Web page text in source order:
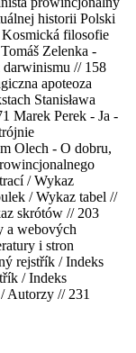
historii Polski
filosofie
Zelenka -
// 158
apoteoza
Stanisława
Marek Perek - Ja -
Olech - O dobru,
/ Wykaz
/ Wykaz tabel //
skrótów // 203
a webových
i stron
rejstřík / Indeks
/ Indeks
Autorzy // 231